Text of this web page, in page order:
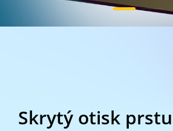
Skrytý otisk prstu